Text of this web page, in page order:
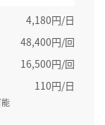
4,180円/日
48,400円/回
16,500円/回
110円/日